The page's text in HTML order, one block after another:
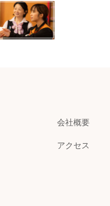
会社概要
アクセス